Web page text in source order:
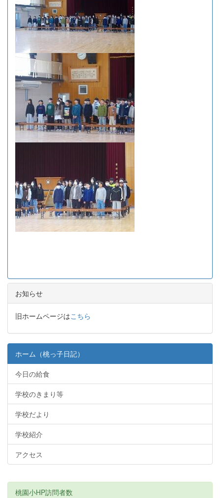
お知らせ
旧ホームページはこちら
ホーム（桃っ子日記）
今日の給食
学校のきまり等
学校だより
学校紹介
アクセス
桃園小HP訪問者数